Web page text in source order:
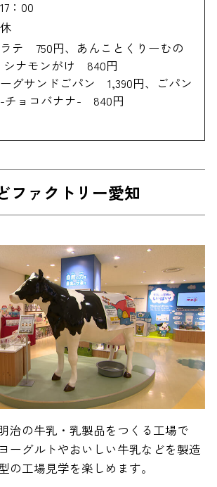
：00
テ 750円、あんことくりーむの
シナモンがけ 840円
グサンドごパン 1,390円、ごパン
チョコバナナ- 840円
ファクトリー愛知
治の牛乳・乳製品をつくる工場で
ーグルトやおいしい牛乳などを製造
の工場見学を楽しめます。